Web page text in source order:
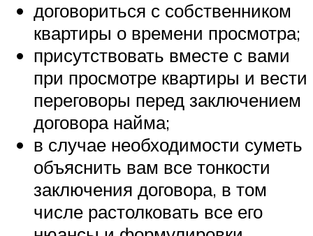
договориться с собственником
квартиры о времени просмотра;
присутствовать вместе с вами
при просмотре квартиры и вести
переговоры перед заключением
договора найма;
в случае необходимости суметь
объяснить вам все тонкости
заключения договора, в том
числе растолковать все его